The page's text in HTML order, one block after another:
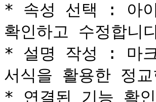
* 속성 선택 : 아
확인하고 수정합니
* 설명 작성 : 마크
서식을 활용한 정
* 연결된 기능 확